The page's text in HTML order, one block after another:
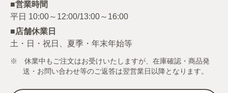
■営業時間
■店舗休業日
土・日・祝日、夏季・年末年始等
※ 休業中もご注文はお受けいたしますが、在庫確認・商品発
送・お問い合わせ等のご返答は翌営業日以降となります。